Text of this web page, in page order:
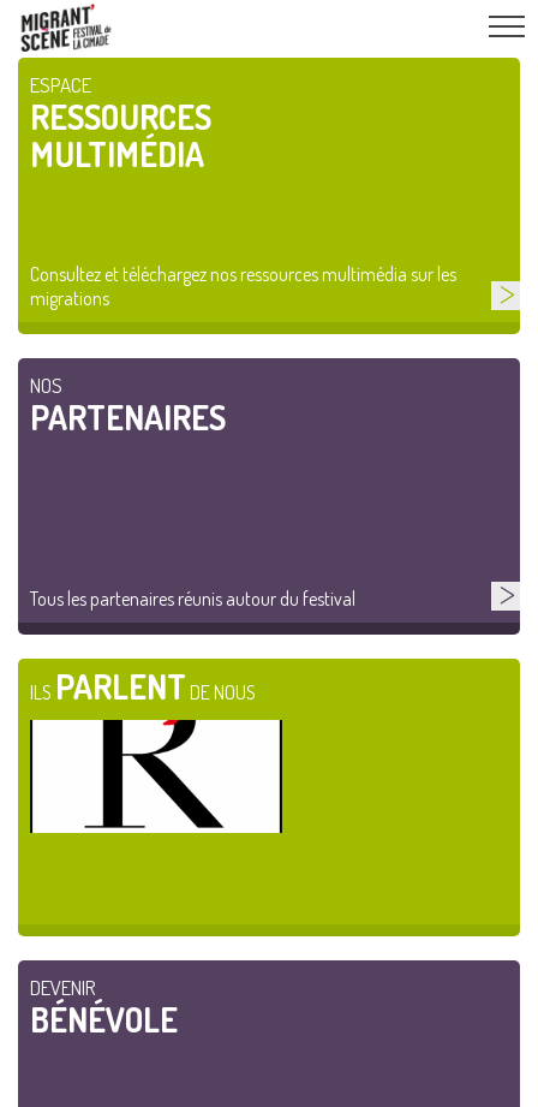
ESPACE
RESSOURCES
MULTIMÉDIA
Consultez et téléchargez nos ressources multimédia sur les
migrations
NOS
PARTENAIRES
Tous les partenaires réunis autour du festival
ILS PARLENT DE NOUS
DEVENIR
BÉNÉVOLE